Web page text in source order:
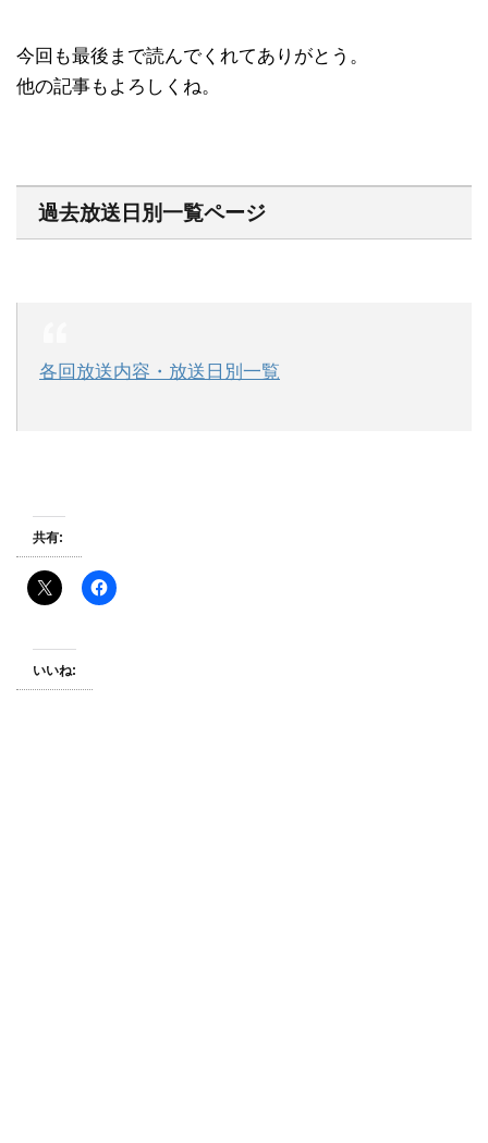
今回も最後まで読んでくれてありがとう。
他の記事もよろしくね。
過去放送日別一覧ページ
各回放送内容・放送日別一覧
共有:
いいね: